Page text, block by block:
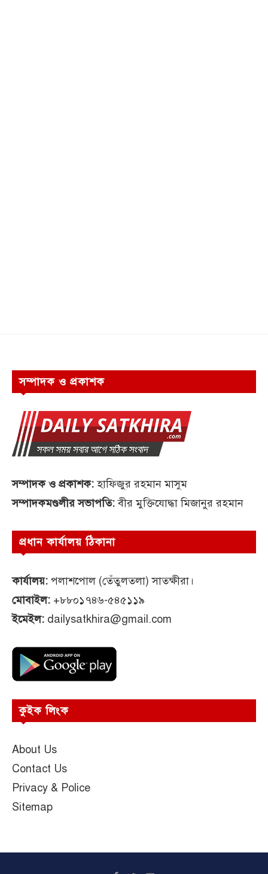
সম্পাদক ও প্রকাশক
সম্পাদক ও প্রকাশক:হাফিজুর রহমান মাসুম
সম্পাদকমণ্ডলীর সভাপতি:বীর মুক্তিযোদ্ধা মিজানুর রহমান
প্রধান কার্যালয় ঠিকানা
কার্যালয়: পলাশপোল (তেঁতুলতলা) সাতক্ষীরা।
মোবাইল: +৮৮০১৭৪৬-৫৪৫১১৯
ইমেইল: dailysatkhira@gmail.com
কুইক লিংক
About Us
Contact Us
Privacy & Police
Sitemap